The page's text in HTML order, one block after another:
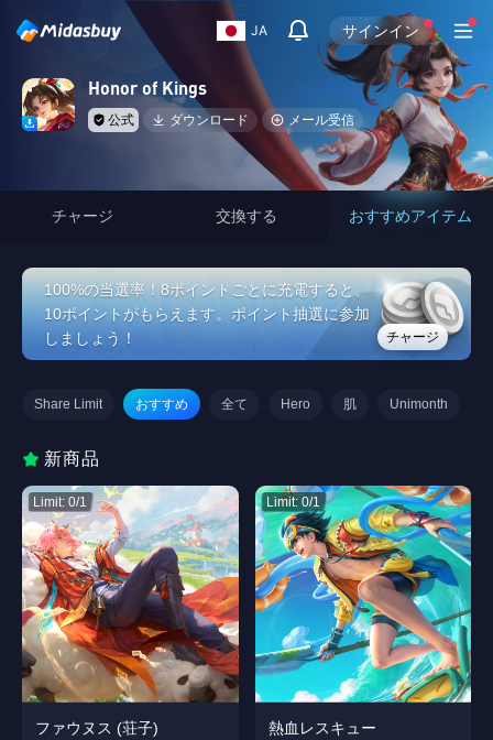
JA サインイン
Honor of Kings
公式 ダウンロード メール受信
チャージ 交換する おすすめアイテム
100%の当選率！8ポイントごとに充電すると、
10ポイントがもらえます。ポイント抽選に参加
しましょう！
チャージ
Share Limit おすすめ 全て Hero 肌 Unimonth
新商品
Limit: 0/1
ファウヌス (荘子)
Limit: 0/1
熱血レスキュー